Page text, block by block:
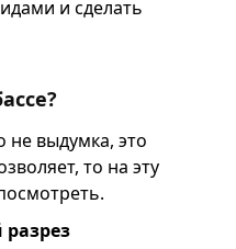
и сделать
не выдумка, это
то на эту